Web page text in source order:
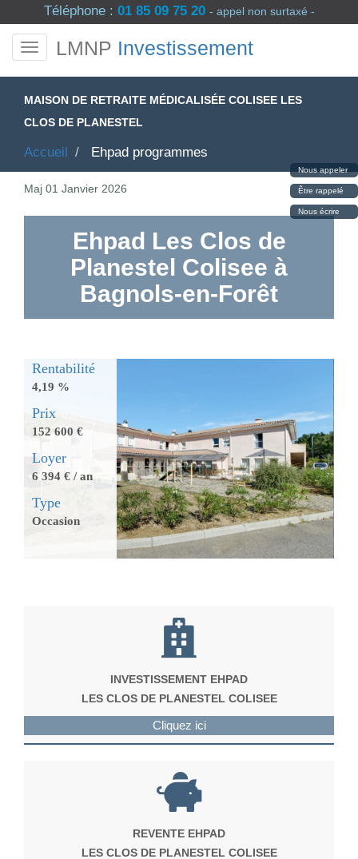
Téléphone : 01 85 09 75 20 - appel non surtaxé -
Nous appeler
Être rappelé
Nous écrire
LMNP Investissement
MAISON DE RETRAITE MÉDICALISÉE COLISEE LES
CLOS DE PLANESTEL
Accueil Ehpad programmes
Maj 01 Janvier 2026
Ehpad Les Clos de
Planestel Colisee à
Bagnols-en-Forêt
Rentabilité
4,19 %
Prix
152 600 €
Loyer
6 394 € / an
Type
Occasion
INVESTISSEMENT EHPAD
LES CLOS DE PLANESTEL COLISEE
Cliquez ici
REVENTE EHPAD
LES CLOS DE PLANESTEL COLISEE